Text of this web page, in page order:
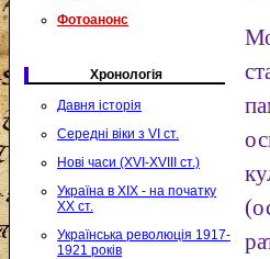
Фотоанонс
Хронологія
Давня історія
Середні віки з VI ст.
Нові часи (XVI-XVIII ст.)
Україна в XIX - на початку
XX ст.
Українська революція 1917-
1921 років